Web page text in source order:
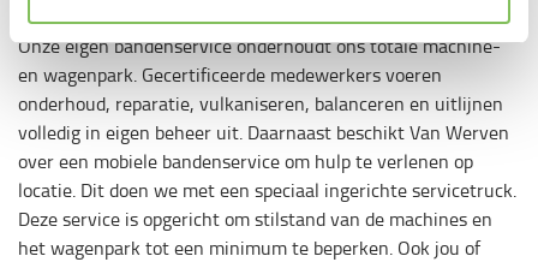
Onze eigen bandenservice onderhoudt ons totale machine-
en wagenpark. Gecertificeerde medewerkers voeren
onderhoud, reparatie, vulkaniseren, balanceren en uitlijnen
volledig in eigen beheer uit. Daarnaast beschikt Van Werven
over een mobiele bandenservice om hulp te verlenen op
locatie. Dit doen we met een speciaal ingerichte servicetruck.
Deze service is opgericht om stilstand van de machines en
het wagenpark tot een minimum te beperken. Ook jou of